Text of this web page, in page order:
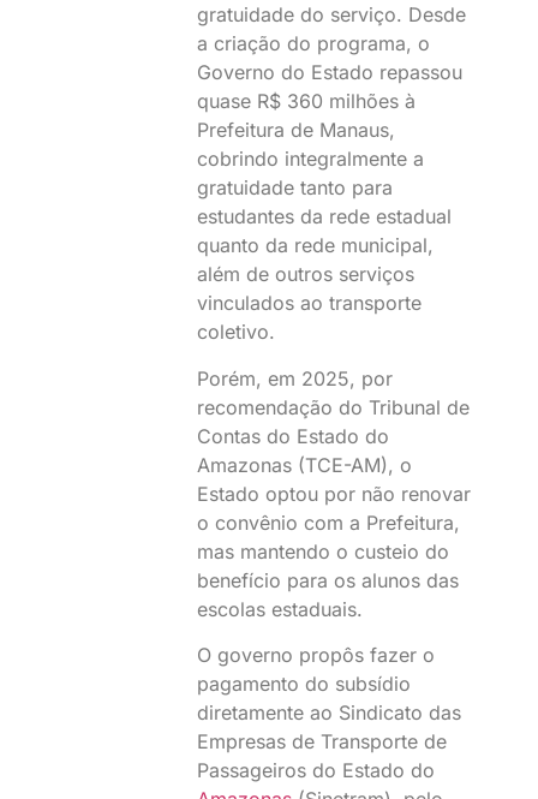
gratuidade do serviço. Desde
a criação do programa, o
Governo do Estado repassou
quase R$ 360 milhões à
Prefeitura de Manaus,
cobrindo integralmente a
gratuidade tanto para
estudantes da rede estadual
quanto da rede municipal,
além de outros serviços
vinculados ao transporte
coletivo.
Porém, em 2025, por
recomendação do Tribunal de
Contas do Estado do
Amazonas (TCE-AM), o
Estado optou por não renovar
o convênio com a Prefeitura,
mas mantendo o custeio do
benefício para os alunos das
escolas estaduais.
O governo propôs fazer o
pagamento do subsídio
diretamente ao Sindicato das
Empresas de Transporte de
Passageiros do Estado do